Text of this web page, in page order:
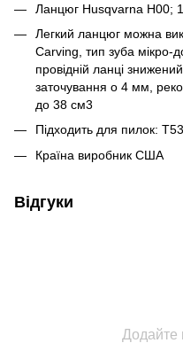
Ланцюг Husqvarna Н00;
Легкий ланцюг можна
Carving, тип зуба мікро-
провідній ланці
заточування o 4 мм,
до 38 см3
Підходить для пилок:
Країна виробник США
Відгуки
Додайте